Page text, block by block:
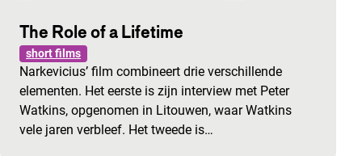
The Role of a Lifetime
short films
Narkevicius’ film combineert drie verschillende
elementen. Het eerste is zijn interview met Peter
Watkins, opgenomen in Litouwen, waar Watkins
vele jaren verbleef. Het tweede is…